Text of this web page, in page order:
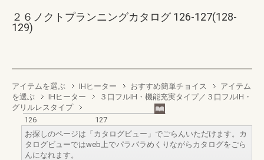
２６ノクトプランニングカタログ 126-127(128-
129)
アイテムを選ぶ IHヒーター おすすめ簡単チョイス
アイテム
を選ぶ
IHヒーター
３口フルIH・機能充実タイプ／３口フルIH・
グリルレスタイプ
126
127
お探しのページは「カタログビュー」でごらんいただけます。カ
タログビューではweb上でパラパラめくりながらカタログをごら
んになれます。